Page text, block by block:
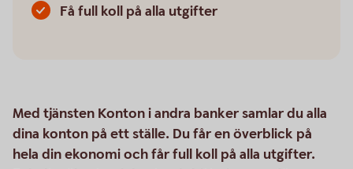
Få full koll på alla utgifter
Med tjänsten Konton i andra banker samlar du alla
dina konton på ett ställe. Du får en överblick på
hela din ekonomi och får full koll på alla utgifter.